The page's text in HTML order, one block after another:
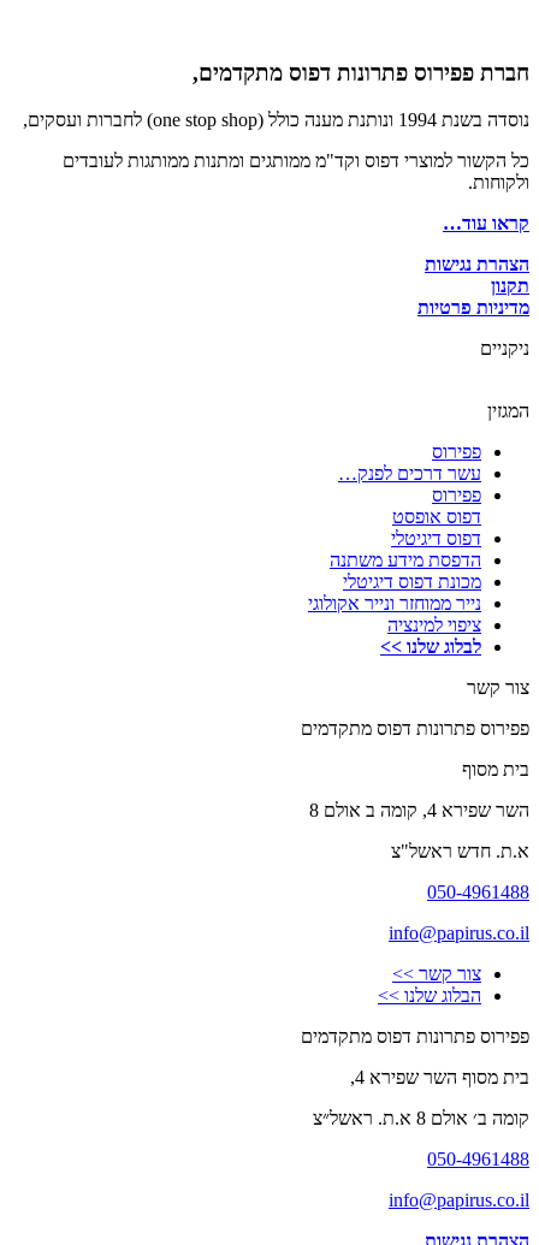
חברת פפירוס פתרונות דפוס מתקדמים,
נוסדה בשנת 1994 ונותנת מענה כולל (one stop shop) לחברות ועסקים,
כל הקשור למוצרי דפוס וקד"מ ממותגים ומתנות ממותגות לעובדים
ולקוחות.
קראו עוד…
הצהרת נגישות
תקנון
מדיניות פרטיות
ניקניים
המגזין
פפירוס
עשר דרכים לפנק…
פפירוס
דפוס אופסט
דפוס דיגיטלי
הדפסת מידע משתנה
מכונת דפוס דיגיטלי
נייר ממוחזר ונייר אקולוגי
ציפוי למינציה
לבלוג שלנו >>
צור קשר
פפירוס פתרונות דפוס מתקדמים
בית מסוף
השר שפירא 4, קומה ב אולם 8
א.ת. חדש ראשל"צ
050-4961488
info@papirus.co.il
צור קשר >>
הבלוג שלנו >>
פפירוס פתרונות דפוס מתקדמים
בית מסוף השר שפירא 4,
קומה ב׳ אולם 8 א.ת. ראשל״צ
050-4961488
info@papirus.co.il
הצהרת נגישות